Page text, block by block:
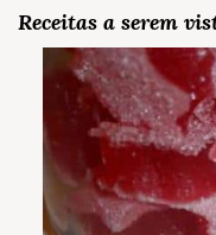
Receitas a serem